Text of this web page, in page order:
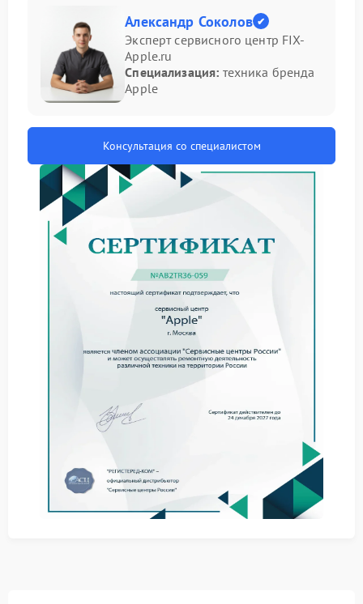
отсутствие индикации питания при подключении к
не загорается экран после нажатия кнопки
включения;
слышны звуки работы вентиляторов без запуска
кратковременное мигание индикаторов без
дальнейшей загрузки;
ноут не реагирует на подключение зарядного
устройства.
Для первичной оценки ситуации рекомендуем
выполнить следующие действия:
проверить работоспособность зарядного
устройства и розетки;
позволяет) и попробовать включить ноут от сети;
очистить разъемы питания от загрязнений;
удерживать кнопку питания 10–15 секунд для
сброса остаточного заряда;
повреждений корпуса.
Если перечисленные шаги не привели к запуску
устройства, необходимо обратиться в сервисный
центр Apple. Специалисты проведут детальную
диагностику, включающую проверку блока питания,
применением профессионального оборудования и
оригинальных компонентов. Сервис Apple
гарантирует точное выявление причины
неисправности и восстановление
Александр Соколов
Эксперт сервисного центр FIX-
Apple.ru
Специализация: техника бренда
Apple
Консультация со специалистом